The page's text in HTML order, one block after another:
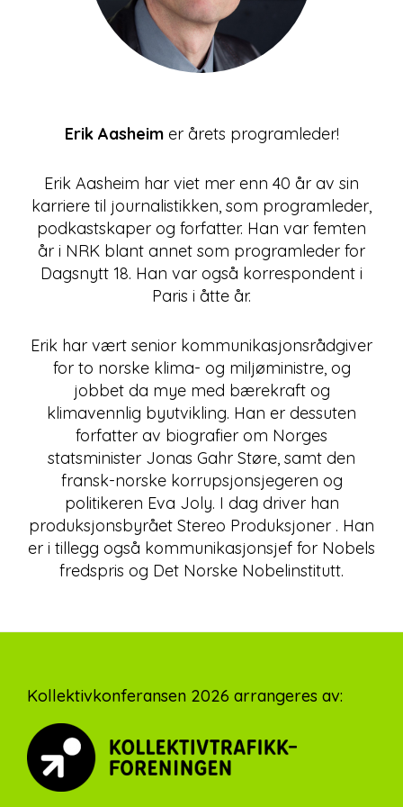
Erik Aasheimer årets programleder!
Erik Aasheim har viet mer enn 40 år av sin
karriere til journalistikken, som programleder,
podkastskaper og forfatter. Han var femten
år i NRK blant annet som programleder for
Dagsnytt 18. Han var også korrespondent i
Paris i åtte år.
Erik har vært senior kommunikasjonsrådgiver
for to norske klima- og miljøministre, og
jobbet da mye med bærekraft og
klimavennlig byutvikling. Han er dessuten
forfatter av biografier om Norges
statsminister Jonas Gahr Støre, samt den
fransk-norske korrupsjonsjegeren og
politikeren Eva Joly. I dag driver han
produksjonsbyrået Stereo Produksjoner . Han
er i tillegg også kommunikasjonsjef for Nobels
fredspris og Det Norske Nobelinstitutt.
Footer
Kollektivkonferansen 2026 arrangeres av: